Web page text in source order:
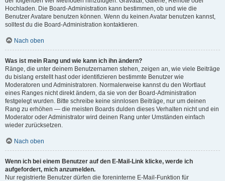
Hochladen. Die Board-Administration kann bestimmen, ob und wie die
Benutzer Avatare benutzen können. Wenn du keinen Avatar benutzen kannst,
solltest du die Board-Administration kontaktieren.
Nach oben
Was ist mein Rang und wie kann ich ihn ändern?
Ränge, die unter deinem Benutzernamen stehen, zeigen an, wie viele Beiträge
du bislang erstellt hast oder identifizieren bestimmte Benutzer wie
Moderatoren und Administratoren. Normalerweise kannst du den Wortlaut
eines Ranges nicht direkt ändern, da sie von der Board-Administration
festgelegt wurden. Bitte schreibe keine sinnlosen Beiträge, nur um deinen
Rang zu erhöhen — die meisten Boards dulden dieses Verhalten nicht und ein
Moderator oder Administrator wird deinen Rang unter Umständen einfach
wieder zurücksetzen.
Nach oben
Wenn ich bei einem Benutzer auf den E-Mail-Link klicke, werde ich
aufgefordert, mich anzumelden.
Nur registrierte Benutzer dürfen die foreninterne E-Mail-Funktion für